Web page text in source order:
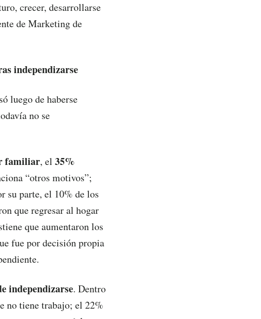
crecer, desarrollarse
de Marketing de
independizarse
luego de haberse
no se
familiar, el 35%
“otros motivos”;
su parte, el 10% de los
que regresar al hogar
que aumentaron los
fue por decisión propia
independizarse. Dentro
no tiene trabajo; el 22%